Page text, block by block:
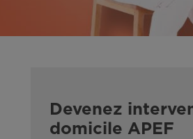
Devenez
domicile APEF